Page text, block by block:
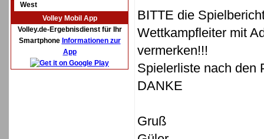
West
Volley Mobil App
Volley.de-Ergebnisdienst für Ihr
Smartphone Informationen zur
App
BITTE die
Wettkampfleiter mit
vermerken!!!
Spielerliste nach den
DANKE
Gruß